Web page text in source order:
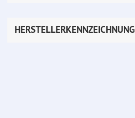
HERSTELLERKENNZEICHNUNG